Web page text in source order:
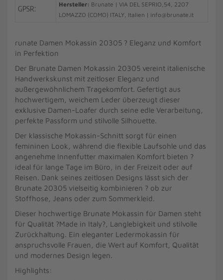
GPSR: Hersteller: Brunate | VIA DEL SEPRIO,54, 2207
LOMAZZO (COMO) ITALY, Italien | info@brunate.it
runate Damen Mokassin 20305 ? Eleganz und Komfort
in Perfektion
Der Brunate Damen Mokassin 20305 vereint italienische
Handwerkskunst mit zeitloser Eleganz und
außergewöhnlichem Tragekomfort. Gefertigt aus
hochwertigem, weichem Leder überzeugt dieser
exklusive Damen-Loafer durch seine edle Verarbeitung,
perfekte Passform und stilvolle Silhouette.
Der klassische Mokassin-Schnitt sorgt für einen
femininen Look, während die flexible Laufsohle und das
angenehme Innenfutter maximalen Komfort bieten ?
ideal für lange Tage im Büro, in der Freizeit oder auf
Reisen. Dank seines zeitlosen Designs lässt sich der
Brunate 20305 vielseitig kombinieren ? ob zur
Stoffhose, Jeans oder zum Sommerkleid.
Dieser hochwertige Brunate Mokassin für Damen steht
für Qualität ?Made in Italy?, Langlebigkeit und stilvolle
Zurückhaltung. Ein eleganter Ledermokassin für
anspruchsvolle Frauen, die Wert auf Komfort, Qualität
und modernes Design legen.
Highlights: